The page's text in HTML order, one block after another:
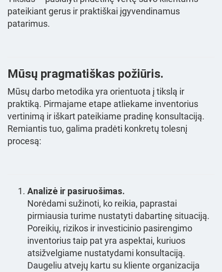
pateikiant gerus ir praktiškai įgyvendinamus
patarimus.
Mūsų pragmatiškas požiūris.
Mūsų darbo metodika yra orientuota į tikslą ir
praktiką. Pirmajame etape atliekame inventorius
vertinimą ir iškart pateikiame pradinę konsultaciją.
Remiantis tuo, galima pradėti konkretų tolesnį
procesą:
Analizė ir pasiruošimas.
Norėdami sužinoti, ko reikia, paprastai
pirmiausia turime nustatyti dabartinę situaciją.
Poreikių, rizikos ir investicinio pasirengimo
inventorius taip pat yra aspektai, kuriuos
atsižvelgiame nustatydami konsultaciją.
Daugeliu atvejų kartu su kliente organizacija